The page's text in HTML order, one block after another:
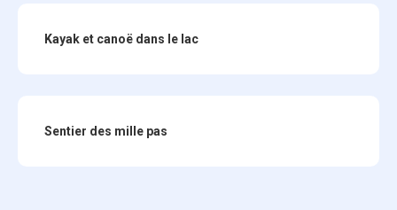
Kayak et canoë dans le lac
Sentier des mille pas